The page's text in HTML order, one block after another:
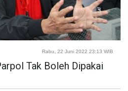
Rabu, 22 Juni 2022 23:13 WIB
Tak Boleh Dipakai